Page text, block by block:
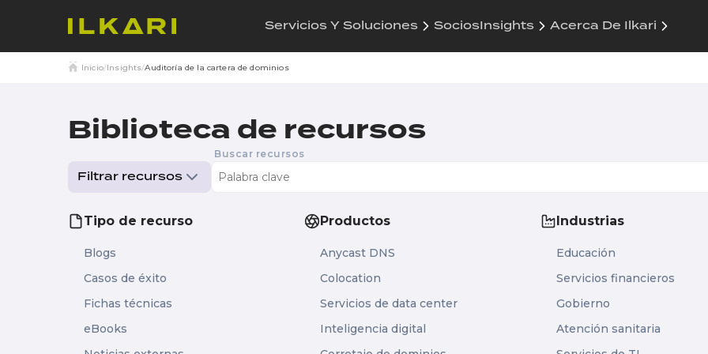
Servicios Y Soluciones SociosInsights Acerca De Ilkari
Inicio/Insights/Auditoría de la cartera de dominios
Biblioteca de recursos
Buscar recursos
Filtrar recursos
Tipo de recurso
Blogs
Casos de éxito
Fichas técnicas
eBooks
Productos
Anycast DNS
Colocation
Servicios de data center
Inteligencia digital
Industrias
Educación
Servicios financieros
Gobierno
Atención sanitaria